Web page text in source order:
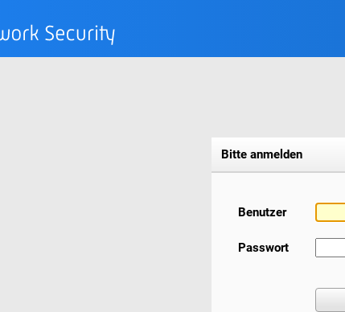
Bitte anmelden
Benutzer
Passwort